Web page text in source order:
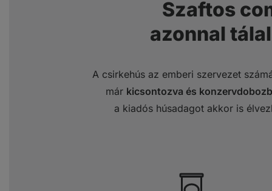
Szaftos
azonnal
A csirkehús az emberi szervezet
már kicsontozva és
a kiadós húsadagot akkor is